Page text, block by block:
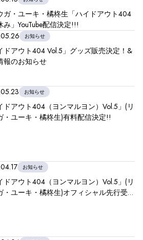
ガ・ユーキ・橘柊生「ハイドアウト404
み」YouTube配信決定!!!
お知らせ
ドアウト404 Vol.5」グッズ販売決定！&
報のお知らせ
お知らせ
ドアウト404（ヨンマルヨン）Vol.5」(リ
・ユーキ・橘柊生)有料配信決定!!
お知らせ
ドアウト404（ヨンマルヨン）Vol.5」(リ
・ユーキ・橘柊生)オフィシャル先行受付